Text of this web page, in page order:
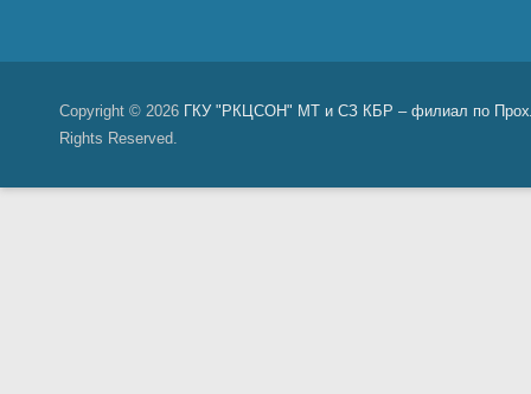
Copyright © 2026 ГКУ "РКЦСОН" МТ и СЗ КБР – филиал по
Rights Reserved.